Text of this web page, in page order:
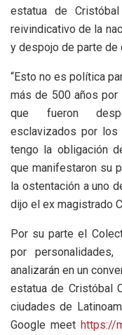
estatua de
reivindicativo de la
y despojo de parte
“Esto no es política
más de 500 años
que fueron
esclavizados por los
tengo la obligación
que manifestaron su
la ostentación a uno
dijo el ex magistrado
Por su parte el
por
analizarán en un
estatua de Cristóbal
ciudades de
Google meet https://